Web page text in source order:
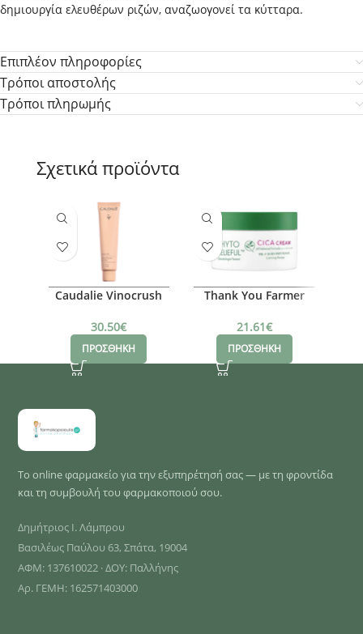
δημιουργία ελευθέρων ριζών, αναζωογονεί τα κύτταρα.
Επιπλέον πληροφορίες
Τρόποι αποστολής
Τρόποι πληρωμής
Σχετικά προϊόντα
Caudalie Vinocrush
30.50€
ΠΡΟΣΘΗΚΗ
Thank You Farmer
80ml
21.61€
ΠΡΟΣΘΗΚΗ
Το online φαρμακείο για την εξυπηρέτησή σας — με τη φροντίδα
και τη συμβουλή του φαρμακοποιού σου.
Δημήτριος Ι. Λάμπρου
Βασιλέως Παύλου 63, Σπάτα, 19004
ΑΦΜ: 137610022 · ΔΟΥ: Παλλήνης
Αρ. ΓΕΜΗ: 162571403000